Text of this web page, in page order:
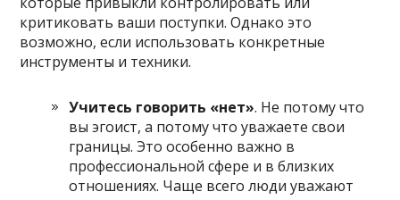
критиковать ваши поступки. Однако это
возможно, если использовать конкретные
инструменты и техники.
Учитесь говорить «нет». Не потому что
вы эгоист, а потому что уважаете свои
границы. Это особенно важно в
профессиональной сфере и в близких
отношениях. Чаще всего люди уважают